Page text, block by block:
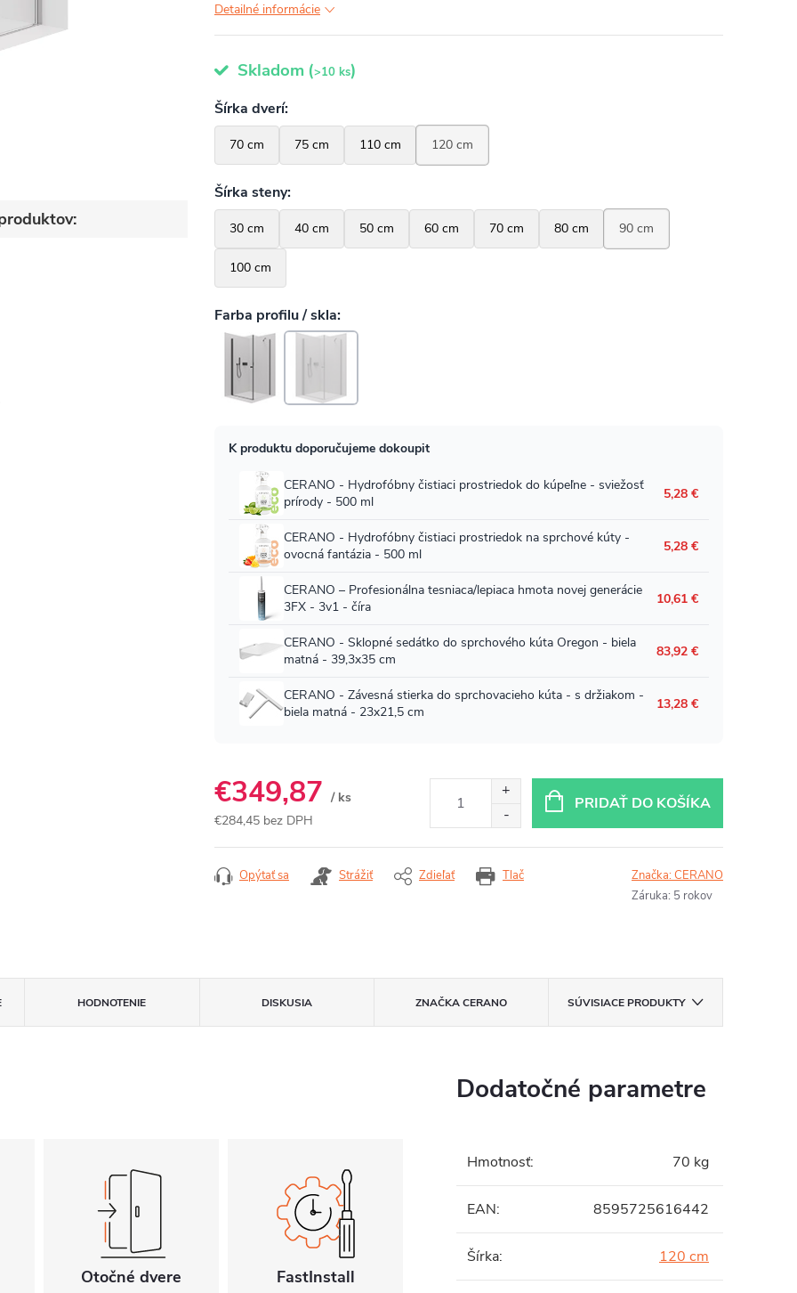
Detailné informácie
Skladom (>10 ks)
€349,87 / ks
€284,45 bez DPH
PRIDAŤ DO KOŠÍKA
Tlač
Opýtať sa Strážiť Zdieľať Značka:CERANO
Záruka: 5 rokov
HODNOTENIE DISKUSIA ZNAČKACERANO SÚVISIACE PRODUKTY
Otočné dvere FastInstall
Dodatočné parametre
Hmotnosť: 70 kg
EAN: 8595725616442
Šírka: 120 cm